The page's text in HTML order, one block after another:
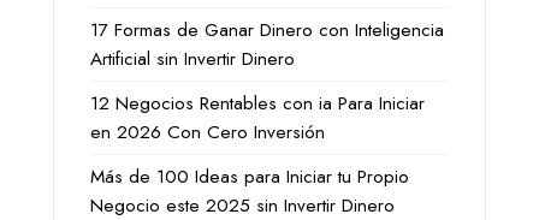
17 Formas de Ganar Dinero con Inteligencia
Artificial sin Invertir Dinero
12 Negocios Rentables con ia Para Iniciar
en 2026 Con Cero Inversión
Más de 100 Ideas para Iniciar tu Propio
Negocio este 2025 sin Invertir Dinero